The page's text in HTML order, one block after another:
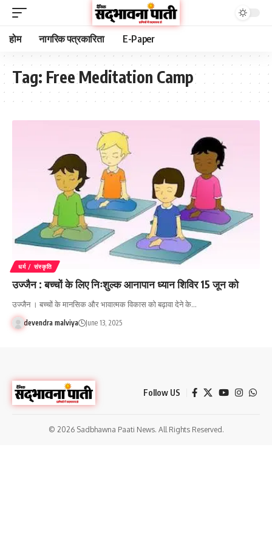
होम नागरिक पत्रकारिता E-Paper
Tag: Free Meditation Camp
धर्म / संस्कृति
उज्जैन : बच्चों के लिए निःशुल्क आनापान ध्यान शिविर 15 जून को
उज्जैन । बच्चों के मानसिक और भावात्मक विकास को बढ़ावा देने के…
devendra malviya June 13, 2025
Follow US
© 2026 Sadbhawna Paati News. All Rights Reserved.